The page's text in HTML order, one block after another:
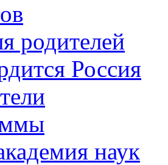
родителей
Россия
наук